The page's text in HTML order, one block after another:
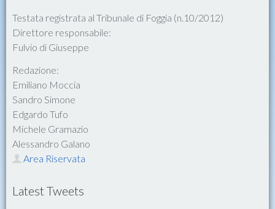
Testata registrata al Tribunale di Foggia (n.10/2012)
Direttore responsabile:
Fulvio di Giuseppe
Redazione:
Emiliano Moccia
Sandro Simone
Edgardo Tufo
Michele Gramazio
Alessandro Galano
Area Riservata
Latest Tweets